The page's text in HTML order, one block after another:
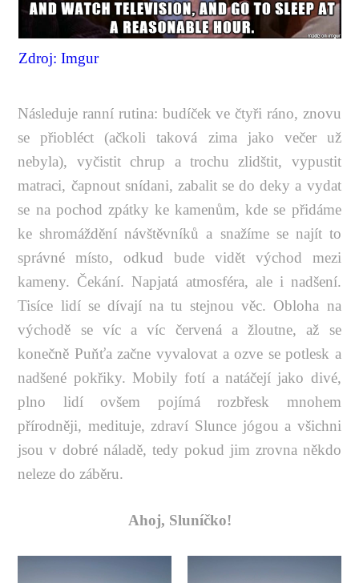
Zdroj: Imgur
Následuje ranní rutina: budíček ve čtyři ráno, znovu
se přiobléct (ačkoli taková zima jako večer už
nebyla), vyčistit chrup a trochu zlidštit, vypustit
matraci, čapnout snídani, zabalit se do deky a vydat
se na pochod zpátky ke kamenům, kde se přidáme
ke shromáždění návštěvníků a snažíme se najít to
správné místo, odkud bude vidět východ mezi
kameny. Čekání. Napjatá atmosféra, ale i nadšení.
Tisíce lidí se dívají na tu stejnou věc. Obloha na
východě se víc a víc červená a žloutne, až se
konečně Puňťa začne vyvalovat a ozve se potlesk a
nadšené pokřiky. Mobily fotí a natáčejí jako divé,
plno lidí ovšem pojímá rozbřesk mnohem
přírodněji, medituje, zdraví Slunce jógou a všichni
jsou v dobré náladě, tedy pokud jim zrovna někdo
neleze do záběru.
Ahoj, Sluníčko!